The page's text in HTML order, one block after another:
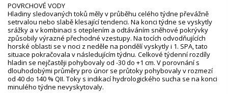
POVRCHOVÉ VODY
Hladiny sledovaných toků měly v průběhu celého týdne převážně
setrvalou nebo slabě klesající tendenci. Na konci týdne se vyskytly
srážky a v kombinaci s oteplením a odtáváním sněhové pokrývky
způsobily výrazné přechodné vzestupy. Na tocích odvodňujících
horské oblasti se v noci z neděle na pondělí vyskytly i 1. SPA, tato
situace pokračovala v následujícím týdnu. Celkové týdenní rozdíly
hladin se nejčastěji pohybovaly od -30 do +1 cm. V porovnání s
dlouhodobými průměry pro únor se průtoky pohybovaly v rozmezí
od 40 do 140 % QII. Toky s indikací hydrologického sucha se na konci
minulého týdne nevyskytovaly.